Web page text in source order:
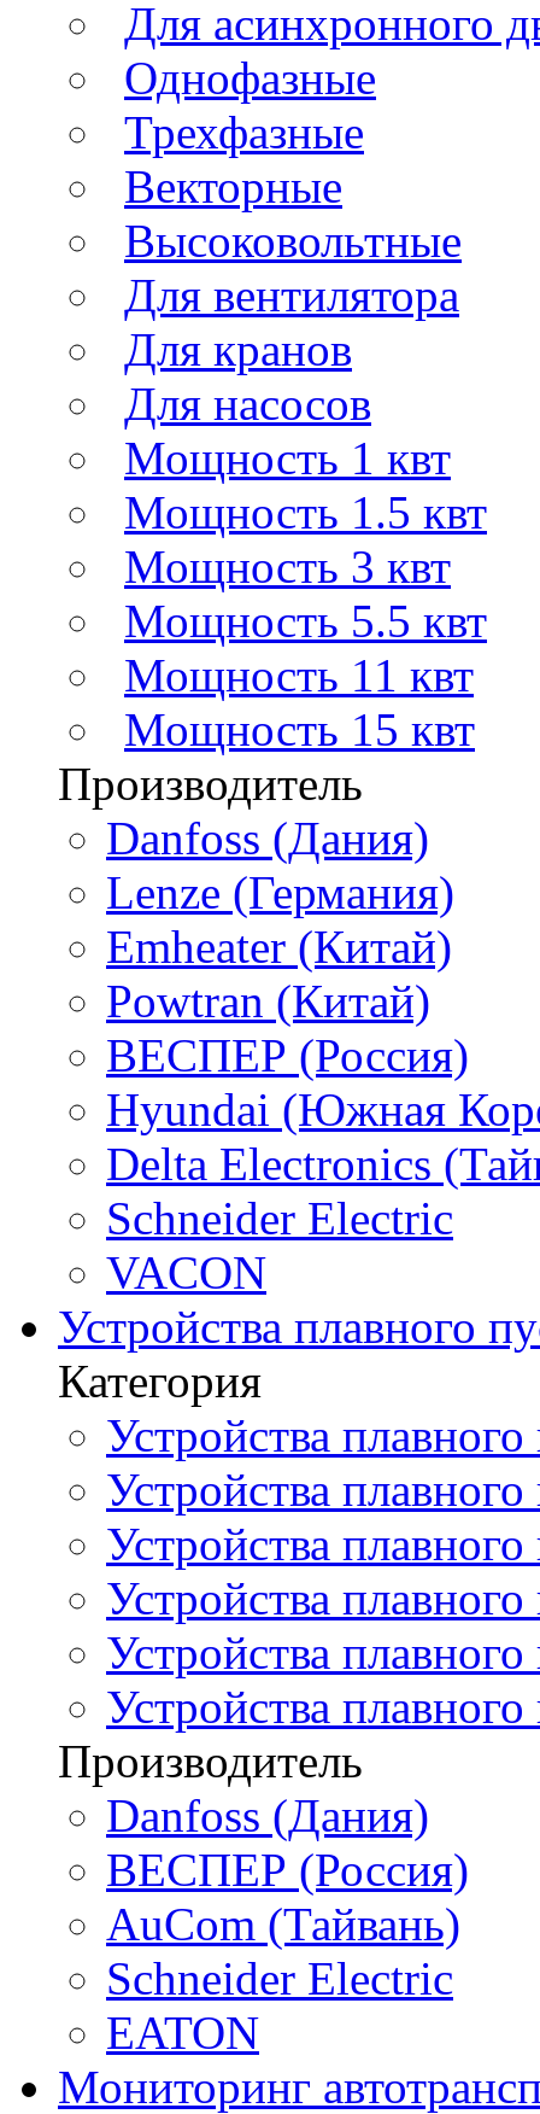
Для асинхронного
Однофазные
Трехфазные
Векторные
Высоковольтные
Для вентилятора
Для кранов
Для насосов
Мощность 1 квт
Мощность 1.5 квт
Мощность 3 квт
Мощность 5.5 квт
Мощность 11 квт
Мощность 15 квт
Производитель
Danfoss (Дания)
Lenze (Германия)
Emheater (Китай)
Powtran (Китай)
ВЕСПЕР (Россия)
Hyundai (Южная
Delta Electronics
Schneider Electric
VACON
Устройства плавного
Категория
Устройства
Устройства
Устройства
Устройства
Устройства
Устройства
Производитель
Danfoss (Дания)
ВЕСПЕР (Россия)
AuCom (Тайвань)
Schneider Electric
EATON
Мониторинг